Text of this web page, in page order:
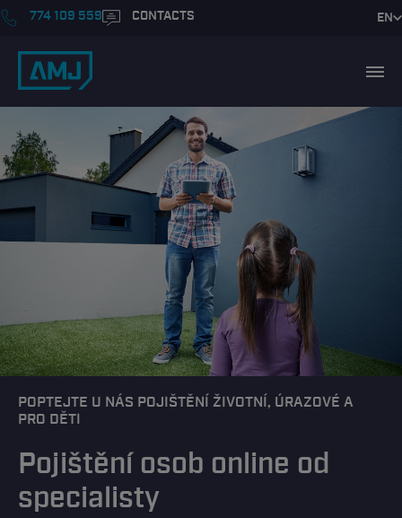
774 109 559 CONTACTS EN
POPTEJTE U NÁS POJIŠTĚNÍ ŽIVOTNÍ, ÚRAZOVÉ A
PRO DĚTI
Pojištění osob online od
specialisty